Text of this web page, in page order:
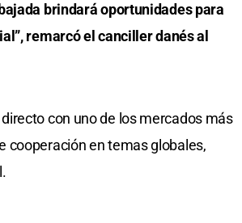
brindará oportunidades para
remarcó el canciller danés al
con uno de los mercados más
cooperación en temas globales,